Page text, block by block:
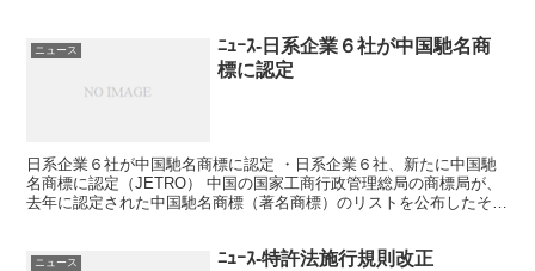
ニュース
ﾆｭｰｽ-日系企業６社が中国馳名商
標に認定
日系企業６社が中国馳名商標に認定 ・日系企業６社、新たに中国馳
名商標に認定（JETRO） 中国の国家工商行政管理総局の商標局が、
去年に認定された中国馳名商標（著名商標）のリストを公布したそう
ニュース ﾆｭｰｽ-特許法施行規則改正